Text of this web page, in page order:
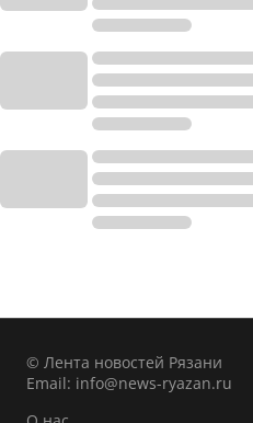
© Лента новостей Рязани
Email: info@news-ryazan.ru